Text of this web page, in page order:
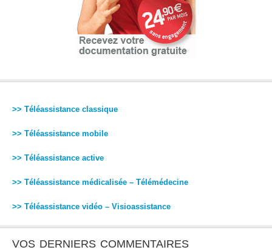
>> Téléassistance classique
>> Téléassistance mobile
>> Téléassistance active
>> Téléassistance médicalisée – Télémédecine
>> Téléassistance vidéo – Visioassistance
VOS DERNIERS COMMENTAIRES